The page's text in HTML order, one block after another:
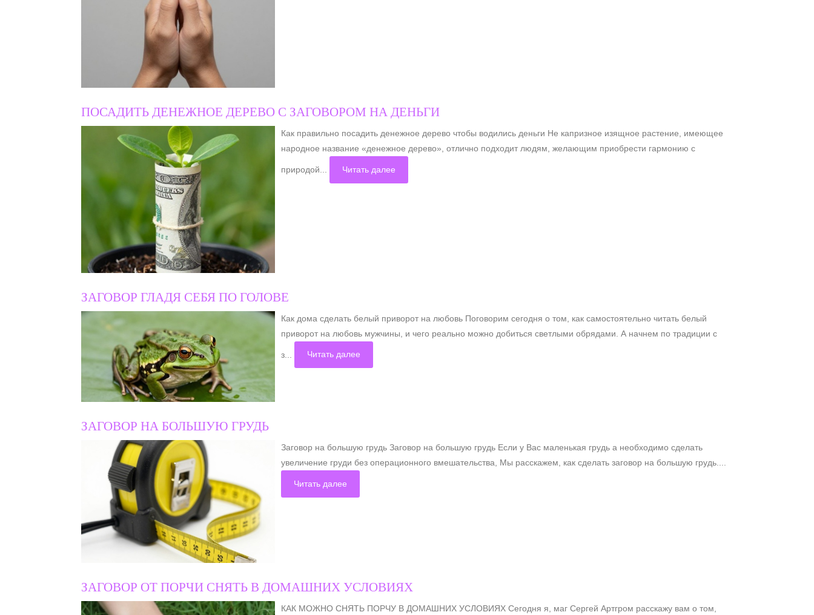
ПОСАДИТЬ ДЕНЕЖНОЕ ДЕРЕВО С ЗАГОВОРОМ НА ДЕНЬГИ
Как правильно посадить денежное дерево чтобы водились деньги Не капризное изящное растение, имеющее
народное название «денежное дерево», отлично подходит людям, желающим приобрести гармонию с
природой... Читать далее
ЗАГОВОР ГЛАДЯ СЕБЯ ПО ГОЛОВЕ
Как дома сделать белый приворот на любовь Поговорим сегодня о том, как самостоятельно читать белый
приворот на любовь мужчины, и чего реально можно добиться светлыми обрядами. А начнем по традиции с
з... Читать далее
ЗАГОВОР НА БОЛЬШУЮ ГРУДЬ
Заговор на большую грудь Заговор на большую грудь Если у Вас маленькая грудь а необходимо сделать
увеличение груди без операционного вмешательства, Мы расскажем, как сделать заговор на большую грудь....
Читать далее
ЗАГОВОР ОТ ПОРЧИ СНЯТЬ В ДОМАШНИХ УСЛОВИЯХ
КАК МОЖНО СНЯТЬ ПОРЧУ В ДОМАШНИХ УСЛОВИЯХ Сегодня я, маг Сергей Артгром расскажу вам о том,